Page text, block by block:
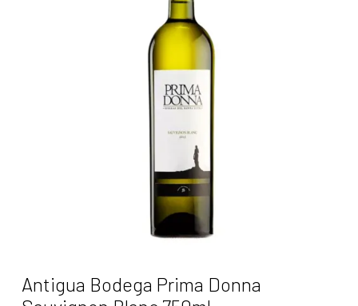
Antigua Bodega Prima Donna